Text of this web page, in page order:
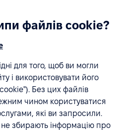
файлів cookie?
для того, щоб ви могли
і використовувати його
Без цих файлів
чином користуватися
які ви запросили.
не збирають інформацію про